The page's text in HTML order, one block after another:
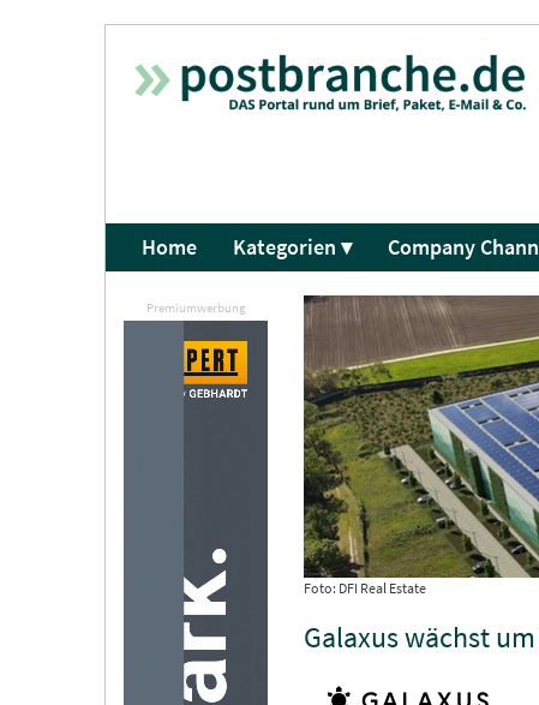
Home Kategorien ▾ Company
Premiumwerbung
Foto: DFI Real Estate
Galaxus wächst